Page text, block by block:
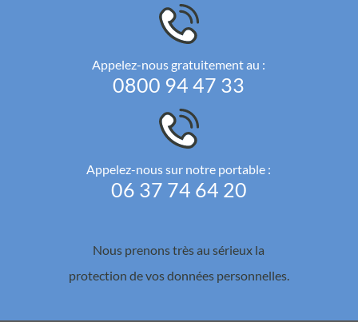
Appelez-nous gratuitement au :
0800 94 47 33
Appelez-nous sur notre portable :
06 37 74 64 20
Nous prenons très au sérieux la
protection de vos données personnelles.